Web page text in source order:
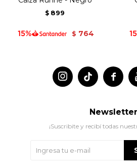
$ 899
$ 764


Newsletter
¡Suscribite y recibí todas